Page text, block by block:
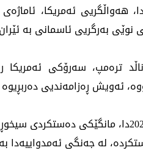
هەواڵگریی ئەمریکا،
بەرگریی ئاسمانی بە
ترەمپ، سەرۆکی ئەمریکا
ئەویش ڕەزامەندیی
لە جەنگی ئەمدواییەدا